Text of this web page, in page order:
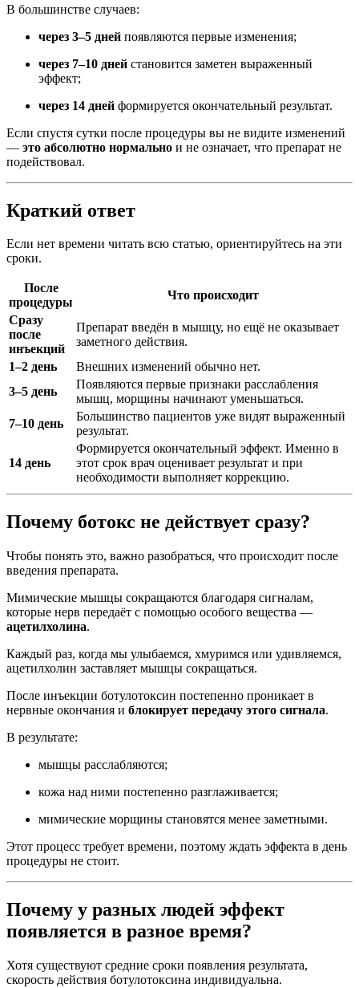
В большинстве случаев:
через 3–5 дней появляются первые изменения;
через 7–10 дней становится заметен выраженный
эффект;
через 14 дней формируется окончательный результат.
Если спустя сутки после процедуры вы не видите изменений
— это абсолютно нормально и не означает, что препарат не
подействовал.
Краткий ответ
Если нет времени читать всю статью, ориентируйтесь на эти
сроки.
После
процедуры
Что происходит
Сразу
после
инъекций
Препарат введён в мышцу, но ещё не оказывает
заметного действия.
1–2 день
Внешних изменений обычно нет.
3–5 день
Появляются первые признаки расслабления
мышц, морщины начинают уменьшаться.
7–10 день
Большинство пациентов уже видят выраженный
результат.
14 день
Формируется окончательный эффект. Именно в
этот срок врач оценивает результат и при
необходимости выполняет коррекцию.
Почему ботокс не действует сразу?
Чтобы понять это, важно разобраться, что происходит после
введения препарата.
Мимические мышцы сокращаются благодаря сигналам,
которые нерв передаёт с помощью особого вещества —
ацетилхолина.
Каждый раз, когда мы улыбаемся, хмуримся или удивляемся,
ацетилхолин заставляет мышцы сокращаться.
После инъекции ботулотоксин постепенно проникает в
нервные окончания и блокирует передачу этого сигнала.
В результате:
мышцы расслабляются;
кожа над ними постепенно разглаживается;
мимические морщины становятся менее заметными.
Этот процесс требует времени, поэтому ждать эффекта в день
процедуры не стоит.
Почему у разных людей эффект
появляется в разное время?
Хотя существуют средние сроки появления результата,
скорость действия ботулотоксина индивидуальна.